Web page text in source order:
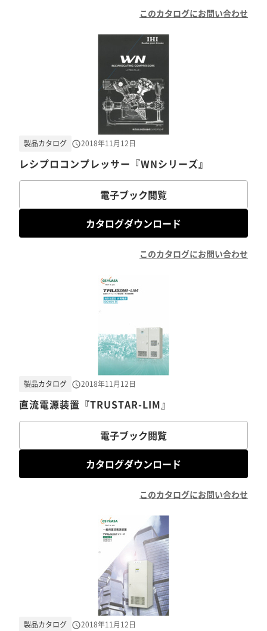
このカタログにお問い合わせ
レシプロコンプレッサー『WNシリーズ』
製品カタログ 2018年11月12日
電子ブック閲覧
カタログダウンロード
このカタログにお問い合わせ
直流電源装置『TRUSTAR-LIM』
製品カタログ 2018年11月12日
電子ブック閲覧
カタログダウンロード
このカタログにお問い合わせ
製品カタログ 2018年11月12日